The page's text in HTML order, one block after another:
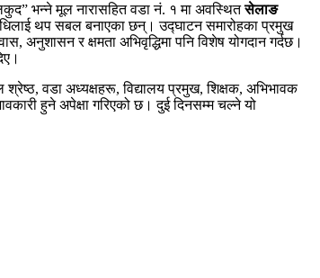
भन्ने मूल नारासहित वडा नं. १ मा अवस्थितसेलाङ
थप सबल बनाएका छन्। उद्घाटन समारोहका प्रमुख
अनुशासन र क्षमता अभिवृद्धिमा पनि विशेष योगदान गर्दछ।
वडा अध्यक्षहरू, विद्यालय प्रमुख, शिक्षक, अभिभावक
हुने अपेक्षा गरिएको छ। दुई दिनसम्म चल्ने यो